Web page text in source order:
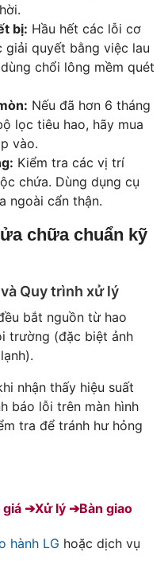
bị: Hầu hết các lỗi cơ
giải quyết bằng việc lau
chổi lông mềm quét
Nếu đã hơn 6 tháng
lọc tiêu hao, hãy mua
vào.
Kiểm tra các vị trí
chứa. Dùng dụng cụ
ngoài cẩn thận.
chữa chuẩn kỹ
Quy trình xử lý
bắt nguồn từ hao
trường (đặc biệt ảnh
nhận thấy hiệu suất
báo lỗi trên màn hình
tra để tránh hư hỏng
giá ➔Xử lý ➔Bàn giao
hành LG hoặc dịch vụ